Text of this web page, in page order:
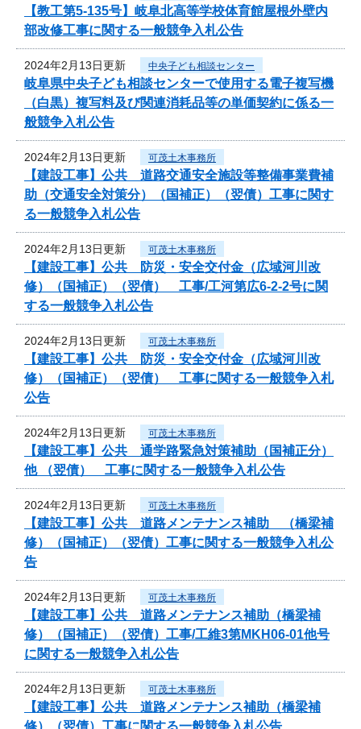
【教工第5-135号】岐阜北高等学校体育館屋根外壁内
部改修工事に関する一般競争入札公告
2024年2月13日更新 中央子ども相談センター
岐阜県中央子ども相談センターで使用する電子複写機
（白黒）複写料及び関連消耗品等の単価契約に係る一
般競争入札公告
2024年2月13日更新 可茂土木事務所
【建設工事】公共 道路交通安全施設等整備事業費補
助（交通安全対策分）（国補正）（翌債）工事に関す
る一般競争入札公告
2024年2月13日更新 可茂土木事務所
【建設工事】公共 防災・安全交付金（広域河川改
修）（国補正）（翌債） 工事/工河第広6-2-2号に関
する一般競争入札公告
2024年2月13日更新 可茂土木事務所
【建設工事】公共 防災・安全交付金（広域河川改
修）（国補正）（翌債） 工事に関する一般競争入札
公告
2024年2月13日更新 可茂土木事務所
【建設工事】公共 通学路緊急対策補助（国補正分）
他 （翌債） 工事に関する一般競争入札公告
2024年2月13日更新 可茂土木事務所
【建設工事】公共 道路メンテナンス補助 （橋梁補
修）（国補正）（翌債）工事に関する一般競争入札公
告
2024年2月13日更新 可茂土木事務所
【建設工事】公共 道路メンテナンス補助（橋梁補
修）（国補正）（翌債）工事/工維3第MKH06-01他号
に関する一般競争入札公告
2024年2月13日更新 可茂土木事務所
【建設工事】公共 道路メンテナンス補助（橋梁補
修）（翌債）工事に関する一般競争入札公告